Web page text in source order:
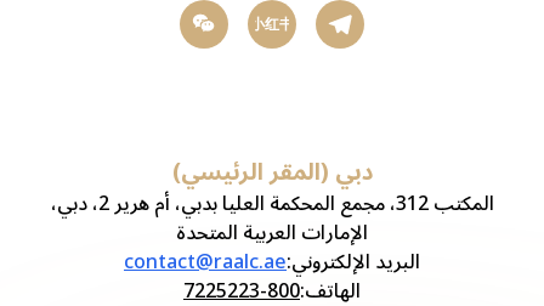
小红书
دبي (المقر الرئيسي)
المكتب 312، مجمع المحكمة العليا بدبي، أم هرير 2، دبي،
الإمارات العربية المتحدة
البريد الإلكتروني:
contact@raalc.ae
الهاتف:
800-7225223